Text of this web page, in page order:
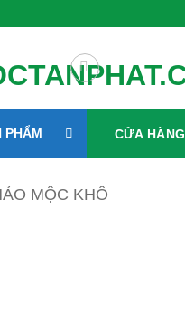
PHẨM CỬA HÀNG
MỘC KHÔ